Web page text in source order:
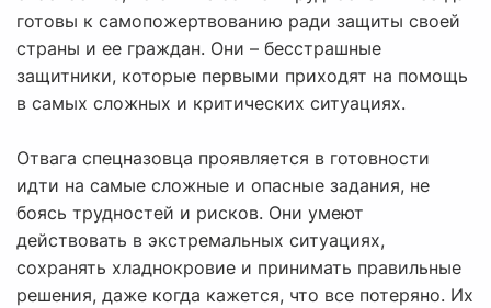
готовы к самопожертвованию ради защиты своей
страны и ее граждан. Они – бесстрашные
защитники, которые первыми приходят на помощь
в самых сложных и критических ситуациях.
Отвага спецназовца проявляется в готовности
идти на самые сложные и опасные задания, не
боясь трудностей и рисков. Они умеют
действовать в экстремальных ситуациях,
сохранять хладнокровие и принимать правильные
решения, даже когда кажется, что все потеряно. Их